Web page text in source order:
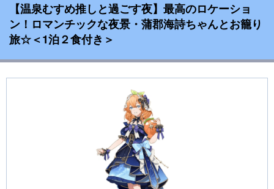
【温泉むすめ推しと過ごす夜】最高のロケーショ
ン！ロマンチックな夜景・蒲郡海詩ちゃんとお籠り
旅☆＜1泊２食付き＞